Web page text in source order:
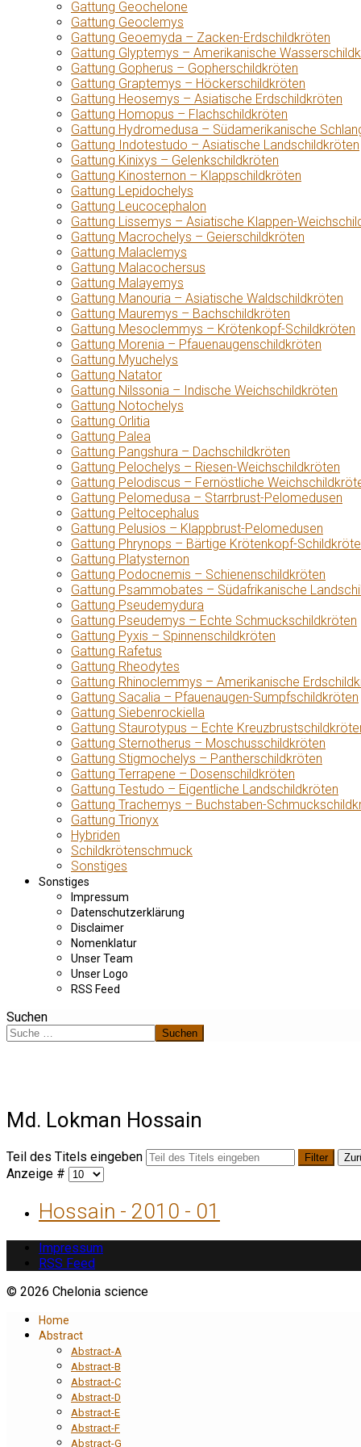
Gattung Geochelone
Gattung Geoclemys
Gattung Geoemyda – Zacken-Erdschildkröten
Gattung Glyptemys – Amerikanische
Gattung Gopherus – Gopherschildkröten
Gattung Graptemys – Höckerschildkröten
Gattung Heosemys – Asiatische Erdschildkröten
Gattung Homopus – Flachschildkröten
Gattung Hydromedusa – Südamerikanische
Gattung Indotestudo – Asiatische Landschildkröten
Gattung Kinixys – Gelenkschildkröten
Gattung Kinosternon – Klappschildkröten
Gattung Lepidochelys
Gattung Leucocephalon
Gattung Lissemys – Asiatische Klappen-
Gattung Macrochelys – Geierschildkröten
Gattung Malaclemys
Gattung Malacochersus
Gattung Malayemys
Gattung Manouria – Asiatische Waldschildkröten
Gattung Mauremys – Bachschildkröten
Gattung Mesoclemmys – Krötenkopf-Schildkröten
Gattung Morenia – Pfauenaugenschildkröten
Gattung Myuchelys
Gattung Natator
Gattung Nilssonia – Indische Weichschildkröten
Gattung Notochelys
Gattung Orlitia
Gattung Palea
Gattung Pangshura – Dachschildkröten
Gattung Pelochelys – Riesen-Weichschildkröten
Gattung Pelodiscus – Fernöstliche
Gattung Pelomedusa – Starrbrust-Pelomedusen
Gattung Peltocephalus
Gattung Pelusios – Klappbrust-Pelomedusen
Gattung Phrynops – Bärtige Krötenkopf-
Gattung Platysternon
Gattung Podocnemis – Schienenschildkröten
Gattung Psammobates – Südafrikanische
Gattung Pseudemydura
Gattung Pseudemys – Echte Schmuckschildkröten
Gattung Pyxis – Spinnenschildkröten
Gattung Rafetus
Gattung Rheodytes
Gattung Rhinoclemmys – Amerikanische
Gattung Sacalia – Pfauenaugen-Sumpfschildkröten
Gattung Siebenrockiella
Gattung Staurotypus – Echte
Gattung Sternotherus – Moschusschildkröten
Gattung Stigmochelys – Pantherschildkröten
Gattung Terrapene – Dosenschildkröten
Gattung Testudo – Eigentliche Landschildkröten
Gattung Trachemys – Buchstaben-
Gattung Trionyx
Hybriden
Schildkrötenschmuck
Sonstiges
Sonstiges
Impressum
Datenschutzerklärung
Disclaimer
Nomenklatur
Unser Team
Unser Logo
RSS Feed
Suchen
Suchen
Md. Lokman Hossain
Teil des Titels eingeben Filter
Anzeige #
Hossain - 2010 - 01
Impressum
RSS Feed
© 2026 Chelonia science
Home
Abstract
Abstract-A
Abstract-B
Abstract-C
Abstract-D
Abstract-E
Abstract-F
Abstract-G